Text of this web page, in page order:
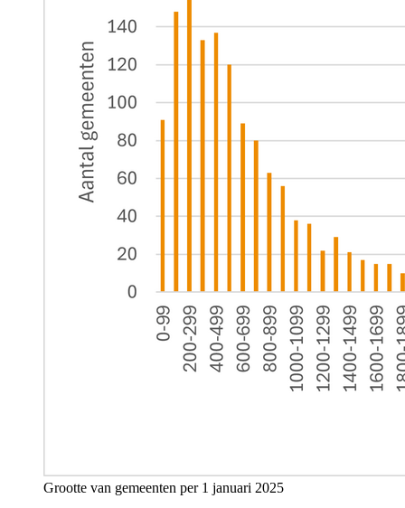
Grootte van gemeenten per 1 januari 2025